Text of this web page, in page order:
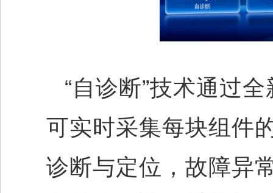
“自诊断”技术通过
可实时采集每块组件
诊断与定位，故障异